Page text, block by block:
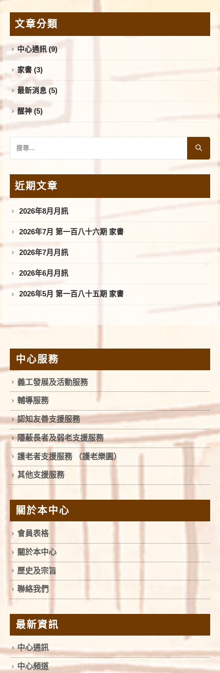
文章分類
中心通訊 (9)
家書 (3)
最新消息 (5)
醒神 (5)
近期文章
2026年8月月訊
2026年7月 第一百八十六期 家書
2026年7月月訊
2026年6月月訊
2026年5月 第一百八十五期 家書
中心服務
義工發展及活動服務
輔導服務
認知友善支援服務
隱蔽長者及弱老支援服務
護老者支援服務 （護老樂園）
其他支援服務
關於本中心
會員表格
關於本中心
歷史及宗旨
聯絡我們
最新資訊
中心通訊
中心頻道